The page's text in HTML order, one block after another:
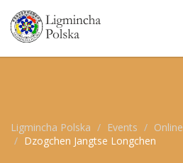
Ligmincha Polska Events Online
Dzogchen Jangtse Longchen